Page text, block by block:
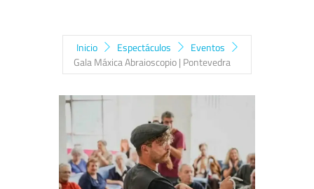
Inicio Espectáculos
Eventos
Gala Máxica Abraioscopio | Pontevedra